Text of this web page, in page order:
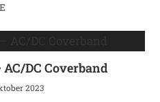
DC Coverband
2023